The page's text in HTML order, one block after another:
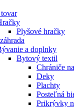
Plyšové hračky
a doplnky
Bytový textil
Chrániče
Deky
Plachty
Posteľná
Prikrývky